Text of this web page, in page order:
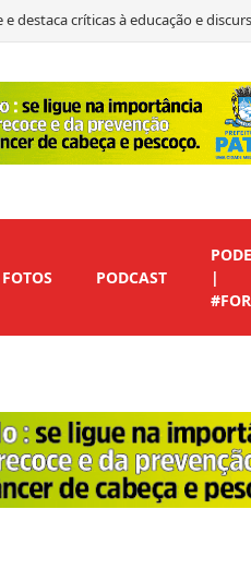
destaca críticas à educação e
de 2026 e destaca ações e
política e defende oportunidades
FOTOS PODCAST
|